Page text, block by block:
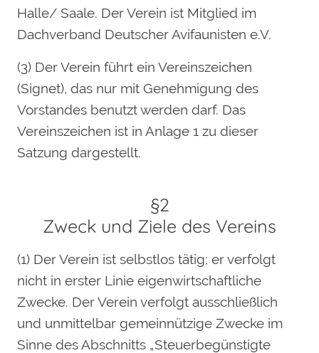
Halle/ Saale. Der Verein ist Mitglied im
Dachverband Deutscher Avifaunisten e.V.
(3) Der Verein führt ein Vereinszeichen
(Signet), das nur mit Genehmigung des
Vorstandes benutzt werden darf. Das
Vereinszeichen ist in Anlage 1 zu dieser
Satzung dargestellt.
§2
Zweck und Ziele des Vereins
(1) Der Verein ist selbstlos tätig; er verfolgt
nicht in erster Linie eigenwirtschaftliche
Zwecke. Der Verein verfolgt ausschließlich
und unmittelbar gemeinnützige Zwecke im
Sinne des Abschnitts „Steuerbegünstigte